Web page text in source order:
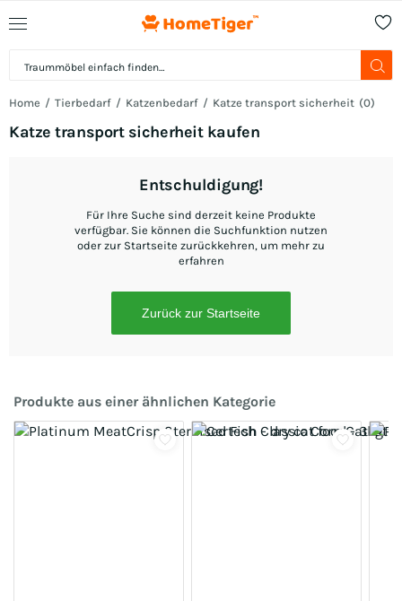
Home Tierbedarf Katzenbedarf Katze transport sicherheit (0)
Katze transport sicherheit kaufen
Entschuldigung!
Für Ihre Suche sind derzeit keine Produkte
verfügbar. Sie können die Suchfunktion nutzen
oder zur Startseite zurückkehren, um mehr zu
erfahren
Zurück zur Startseite
Produkte aus einer ähnlichen Kategorie